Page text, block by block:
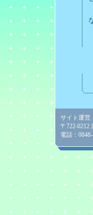
サイト運営
〒722-0212
電話：